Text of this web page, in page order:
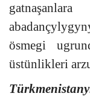
ösmegi
üstünlikleri